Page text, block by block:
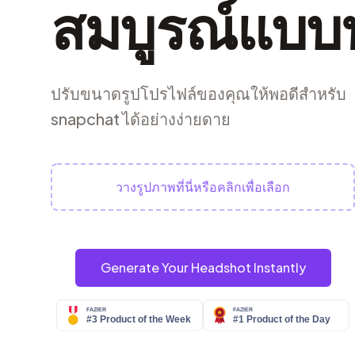
สมบูรณ์แบ
ปรับขนาดรูปโปรไฟล์ของคุณให้พอดีสำหรับ
snapchat ได้อย่างง่ายดาย
วางรูปภาพที่นี่หรือคลิกเพื่อเลือก
Generate Your Headshot Instantly